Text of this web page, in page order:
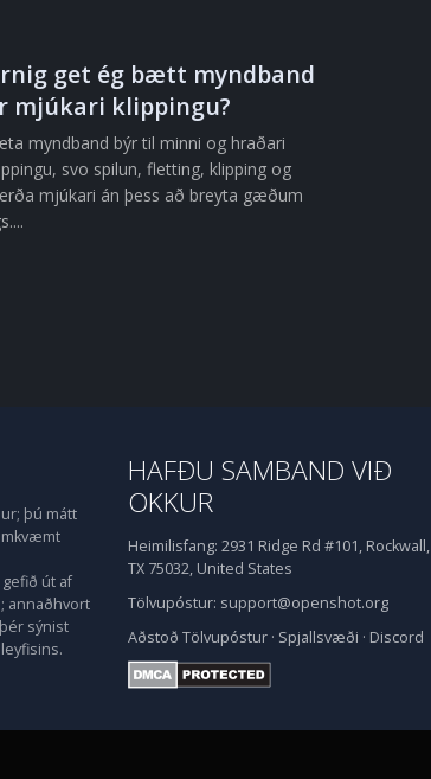
get ég bætt myndband
mjúkari klippingu?
myndband býr til minni og hraðari
svo spilun, fletting, klipping og
mjúkari án þess að breyta gæðum
þú mátt
út af
annaðhvort
sýnist
HAFÐU SAMBAND VIÐ
OKKUR
Heimilisfang: 2931 Ridge Rd #101, Rockwall,
TX 75032, United States
Tölvupóstur: support@openshot.org
Aðstoð Tölvupóstur · Spjallsvæði · Discord